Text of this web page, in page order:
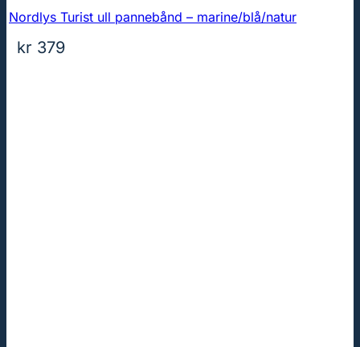
Nordlys Turist ull pannebånd – marine/blå/natur
kr 379